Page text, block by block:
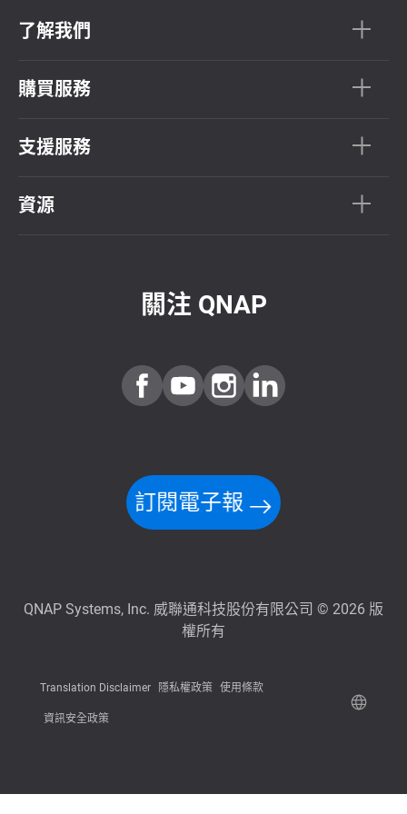
了解我們
購買服務
支援服務
資源
關注 QNAP
訂閱電子報
QNAP Systems, Inc. 威聯通科技股份有限公司 © 2026 版
權所有
Translation Disclaimer 隱私權政策 使用條款
資訊安全政策